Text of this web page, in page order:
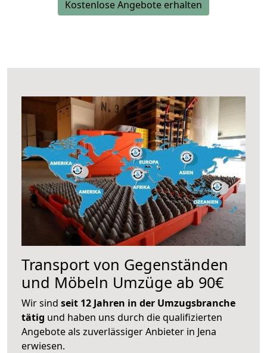
Kostenlose Angebote erhalten
Transport von Gegenständen
und Möbeln Umzüge ab 90€
Wir sind seit 12 Jahren in der Umzugsbranche
tätig und haben uns durch die qualifizierten
Angebote als zuverlässiger Anbieter in Jena
erwiesen.